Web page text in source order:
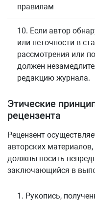
правилам
10. Если автор
или неточности в
рассмотрения или
должен
редакцию журнала.
Этические
рецензента
Рецензент
авторских
должны носить
заключающийся в
1. Рукопись,